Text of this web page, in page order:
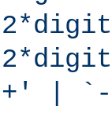
2*digit
2*digit
|